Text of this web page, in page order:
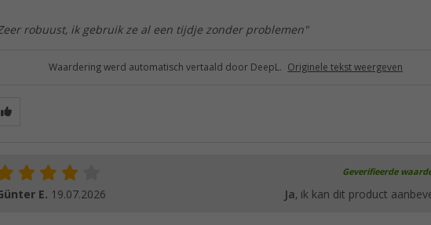
robuust, ik gebruik ze al een tijdje zonder problemen"
Waardering werd automatisch vertaald door DeepL. Originele tekst weergeven
Geverifieerde
E. 19.07.2026 Ja, ik kan dit product